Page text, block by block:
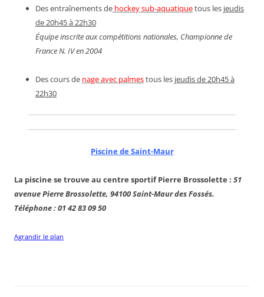
Des entraînements de hockey sub-aquatiquetous les jeudis
de 20h45 à 22h30
Équipe inscrite aux compétitions nationales, Championne de
France N. IV en 2004
Des cours de nage avec palmestous les jeudis de 20h45 à
22h30
Piscine de Saint-Maur
La piscine se trouve au centre sportif Pierre Brossolette : 51
avenue Pierre Brossolette, 94100 Saint-Maur des Fossés.
Téléphone : 01 42 83 09 50
Agrandir le plan